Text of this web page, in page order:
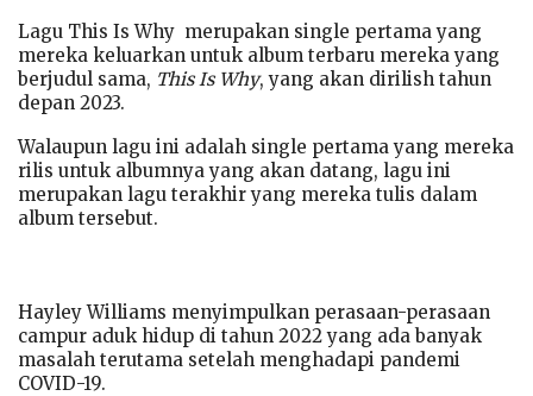
Lagu This Is Why merupakan single pertama yang
mereka keluarkan untuk album terbaru mereka yang
berjudul sama, This Is Why, yang akan dirilish tahun
depan 2023.
Walaupun lagu ini adalah single pertama yang mereka
rilis untuk albumnya yang akan datang, lagu ini
merupakan lagu terakhir yang mereka tulis dalam
album tersebut.
Hayley Williams menyimpulkan perasaan-perasaan
campur aduk hidup di tahun 2022 yang ada banyak
masalah terutama setelah menghadapi pandemi
COVID-19.